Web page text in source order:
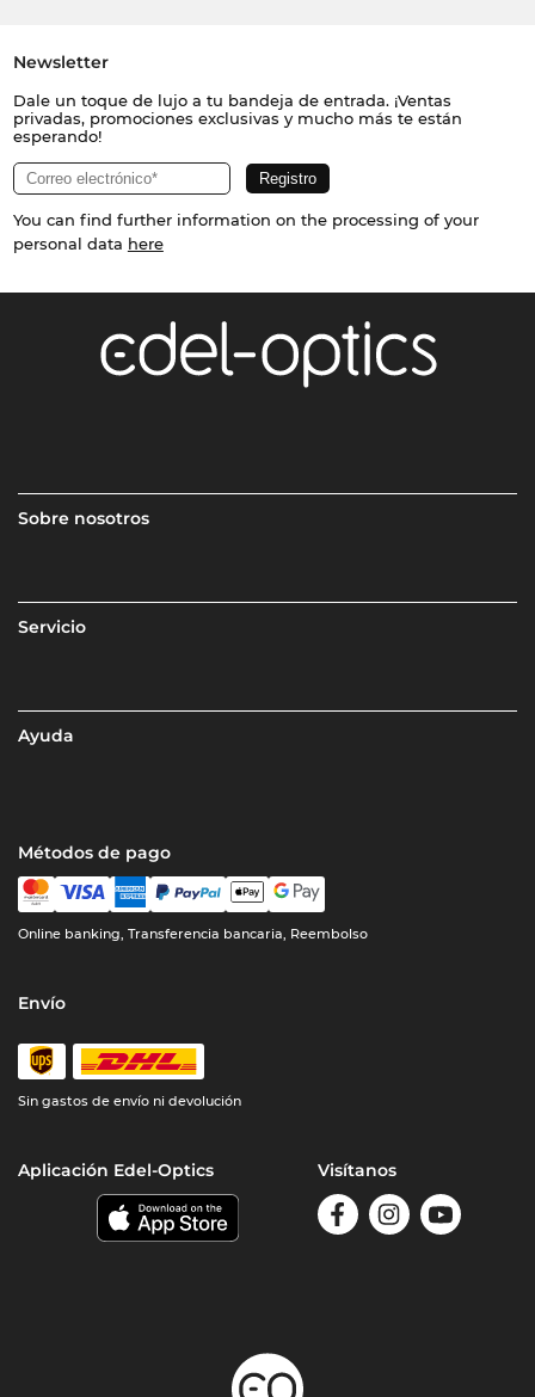
Newsletter
Dale un toque de lujo a tu bandeja de entrada. ¡Ventas
privadas, promociones exclusivas y mucho más te están
esperando!
You can find further information on the processing of your
personal data here
Sobre nosotros
Servicio
Ayuda
Métodos de pago
Online banking, Transferencia bancaria, Reembolso
Envío
Sin gastos de envío ni devolución
Aplicación Edel-Optics Visítanos